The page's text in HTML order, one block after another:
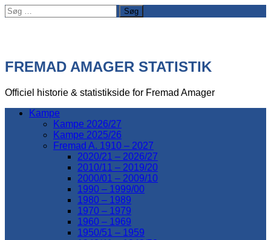
Søg
efter:
FREMAD AMAGER STATISTIK
Officiel historie & statistikside for Fremad Amager
Kampe
Kampe 2026/27
Kampe 2025/26
Fremad A. 1910 – 2027
2020/21 – 2026/27
2010/11 – 2019/20
2000/01 – 2009/10
1990 – 1999/00
1980 – 1989
1970 – 1979
1960 – 1969
1950/51 – 1959